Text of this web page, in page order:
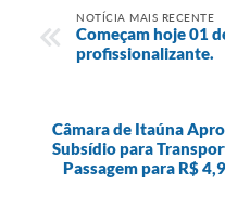
NOTÍCIA MAIS RECENTE
Começam hoje 01
profissionalizante.
Câmara de Itaúna
Subsídio para
Passagem para R$